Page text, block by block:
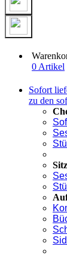
0 Artikel
Sofort
zu den